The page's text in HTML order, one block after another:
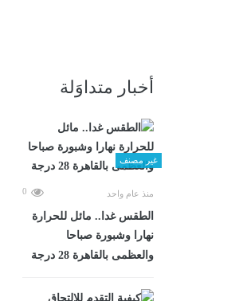
أخبار متداوَلة
غير مصنف
منذ عام واحد 0
الطقس غدا.. مائل للحرارة
نهارا وشبورة صباحا
والعظمى بالقاهرة 28 درجة